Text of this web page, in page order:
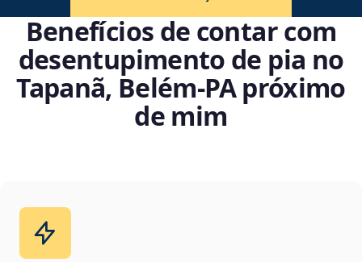
Benefícios de contar com
desentupimento de pia no
Tapanã, Belém‑PA próximo
de mim